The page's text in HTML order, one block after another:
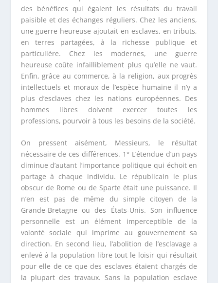
des bénéfices qui égalent les résultats du travail
paisible et des échanges réguliers. Chez les anciens,
une guerre heureuse ajoutait en esclaves, en tributs,
en terres partagées, à la richesse publique et
particulière. Chez les modernes, une guerre
heureuse coûte infailliblement plus qu’elle ne vaut.
Enfin, grâce au commerce, à la religion, aux progrès
intellectuels et moraux de l’espèce humaine il n’y a
plus d’esclaves chez les nations européennes. Des
hommes libres doivent exercer toutes les
professions, pourvoir à tous les besoins de la société.
On pressent aisément, Messieurs, le résultat
nécessaire de ces différences. 1° L’étendue d’un pays
diminue d’autant l’importance politique qui échoit en
partage à chaque individu. Le républicain le plus
obscur de Rome ou de Sparte était une puissance. Il
n’en est pas de même du simple citoyen de la
Grande-Bretagne ou des États-Unis. Son influence
personnelle est un élément imperceptible de la
volonté sociale qui imprime au gouvernement sa
direction. En second lieu, l’abolition de l’esclavage a
enlevé à la population libre tout le loisir qui résultait
pour elle de ce que des esclaves étaient chargés de
la plupart des travaux. Sans la population esclave